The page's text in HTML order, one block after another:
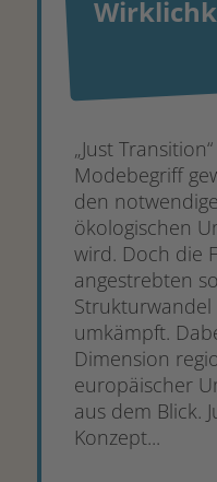
„Just
Modebegriff
den
ökologischen
wird. Doch die
angestrebten
umkämpft.
Dimension
europäischer
aus dem Blick.
Konzept...